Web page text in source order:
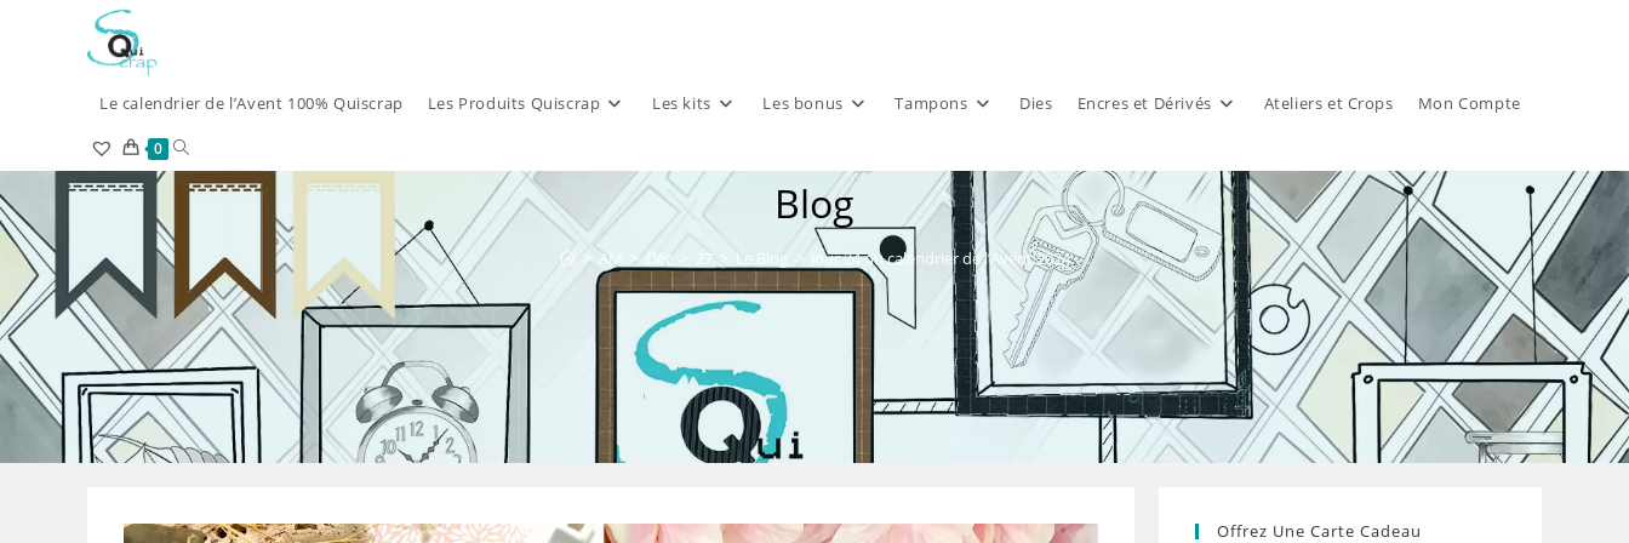
Le calendrier de l’Avent 100% Quiscrap Les Produits Quiscrap Les kits Les bonus Tampons Dies Encres et Dérivés Ateliers et Crops Mon Compte
0 Toggle
website
search
Blog
> AM > Déc 27 > Le Blog > Jour 24 du calendrier de l’Avent 2024
Offrez Une Carte Cadeau